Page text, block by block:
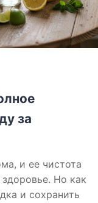
за
и ее чистота
Но как
и сохранить